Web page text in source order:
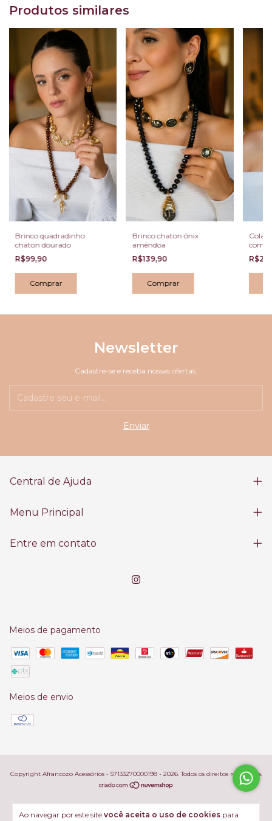
Ao navegar por este site você aceita o uso de cookies para
Produtos similares
Brinco quadradinho
chaton dourado
R$99,90
Brinco chaton ônix
amêndoa
R$139,90
Colar
com
ônix
Newsletter
Cadastre-se e receba nossas ofertas.
Central de Ajuda
Menu Principal
Entre em contato
Meios de pagamento
Meios de envio
Copyright Afrancozo Acessórios - 57133270000198 - 2026. Todos os direitos reservados.